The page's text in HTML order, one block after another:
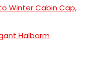
Winter Cabin Cap,
Halbarm